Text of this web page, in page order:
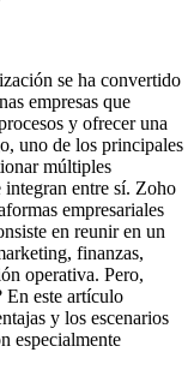
se ha convertido
empresas que
y ofrecer una
uno de los principales
múltiples
integran entre sí. Zoho
empresariales
en reunir en un
finanzas,
operativa. Pero,
En este artículo
y los escenarios
especialmente